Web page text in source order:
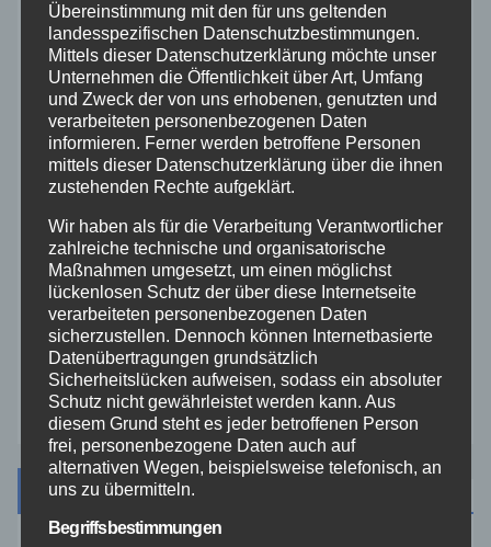
Rettungsdienst
Rhein-Lahn
THW
Veranstaltungen
Video
Westerwald
Zoll
Archiv
Übereinstimmung mit den für uns geltenden
landesspezifischen Datenschutzbestimmungen.
Mittels dieser Datenschutzerklärung möchte unser
Unternehmen die Öffentlichkeit über Art, Umfang
und Zweck der von uns erhobenen, genutzten und
verarbeiteten personenbezogenen Daten
informieren. Ferner werden betroffene Personen
mittels dieser Datenschutzerklärung über die ihnen
zustehenden Rechte aufgeklärt.
Wir haben als für die Verarbeitung Verantwortlicher
zahlreiche technische und organisatorische
Maßnahmen umgesetzt, um einen möglichst
lückenlosen Schutz der über diese Internetseite
verarbeiteten personenbezogenen Daten
sicherzustellen. Dennoch können Internetbasierte
Datenübertragungen grundsätzlich
Sicherheitslücken aufweisen, sodass ein absoluter
Schutz nicht gewährleistet werden kann. Aus
diesem Grund steht es jeder betroffenen Person
frei, personenbezogene Daten auch auf
alternativen Wegen, beispielsweise telefonisch, an
uns zu übermitteln.
Begriffsbestimmungen